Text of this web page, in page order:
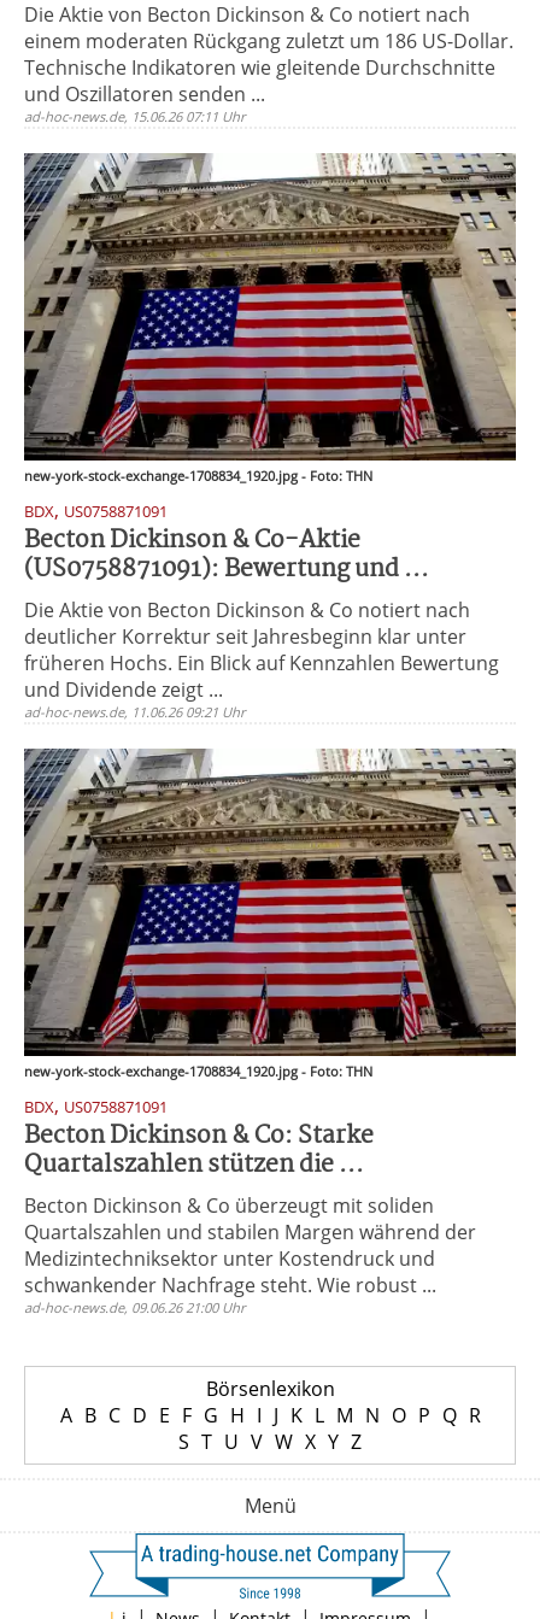
Die Aktie von Becton Dickinson & Co notiert nach
einem moderaten Rückgang zuletzt um 186 US-Dollar.
Technische Indikatoren wie gleitende Durchschnitte
und Oszillatoren senden ...
ad-hoc-news.de, 15.06.26 07:11 Uhr
new-york-stock-exchange-1708834_1920.jpg - Foto: THN
BDX, US0758871091
Becton Dickinson & Co-Aktie
(US0758871091): Bewertung und ...
Die Aktie von Becton Dickinson & Co notiert nach
deutlicher Korrektur seit Jahresbeginn klar unter
früheren Hochs. Ein Blick auf Kennzahlen Bewertung
und Dividende zeigt ...
ad-hoc-news.de, 11.06.26 09:21 Uhr
new-york-stock-exchange-1708834_1920.jpg - Foto: THN
BDX, US0758871091
Becton Dickinson & Co: Starke
Quartalszahlen stützen die ...
Becton Dickinson & Co überzeugt mit soliden
Quartalszahlen und stabilen Margen während der
Medizintechniksektor unter Kostendruck und
schwankender Nachfrage steht. Wie robust ...
ad-hoc-news.de, 09.06.26 21:00 Uhr
Börsenlexikon
A B C D E F G H I J K L M N O P Q R
S T U V W X Y Z
Menü